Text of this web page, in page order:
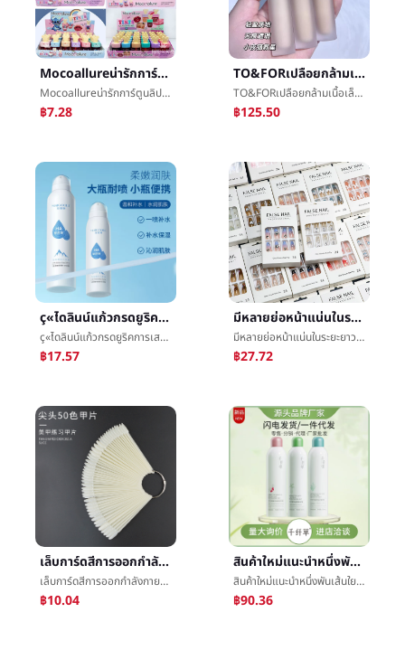
Mocoallureน่ารักการ์ตูนลิปสติกน้ำไอศครีมไม่เจมส์ถ้วยจางหายย้อมฝีปากของเหลวน้ำåกระจกเสียงดังตุ๊ดฝีปาก
Mocoallureน่ารักการ์ตูนลิปสติกน้ำไอศครีมไม่เจมส์ถ้วยจางหายย้อมฝีปากของเหลวน้ำåกระจกเสียงดังตุ๊ดฝีปาก
฿7.28
TO&FORเปลือยกล้ามเนื้อเล็กคืนแมวไม่ทำเครื่องหมายปกข้อบกพร่องน้ำผึ้งปกใบหน้าดาษพิมพ์ความหมองคล้ำปกข้อบกพร่องติดปากการากฐานจุดต่ำสุดครีม
TO&FORเปลือยกล้ามเนื้อเล็กคืนแมวไม่ทำเครื่องหมายปกข้อบกพร่องน้ำผึ้งปกใบหน้าดาษพิมพ์ความหมองคล้ำปกข้อบกพร่องติดปากการากฐานจุดต่ำสุดครีม
฿125.50
ç«ไดลินน์แก้วกรดยูริคการเสริมกำลังสเปรย์ชั้นลึกทนความชื้นให้ความชุ่มชื้นดวงอาทิตย์หลังจากที่ซ่อมแซมชดช้อยสเปรย์
ç«ไดลินน์แก้วกรดยูริคการเสริมกำลังสเปรย์ชั้นลึกทนความชื้นให้ความชุ่มชื้นดวงอาทิตย์หลังจากที่ซ่อมแซมชดช้อยสเปรย์
฿17.57
มีหลายย่อหน้าแน่นในระยะยาวย่อหน้าแต่งตัวเกราะคันธนูเกราะçโลหะผสมจุดเพชรฝรั่งเศสเท็จæเกราะความรักè´
มีหลายย่อหน้าแน่นในระยะยาวย่อหน้าแต่งตัวเกราะคันธนูเกราะçโลหะผสมจุดเพชรฝรั่งเศสเท็จæเกราะความรักè´
฿27.72
เล็บการ์ดสีการออกกำลังกายชิ้น50สีภาคยาทาเล็บการ์ดสีเล็บการ์ดสีจอแสดงผลเล็บผู้ฝึกงานทุ่มเท
เล็บการ์ดสีการออกกำลังกายชิ้น50สีภาคยาทาเล็บการ์ดสีเล็บการ์ดสีจอแสดงผลเล็บผู้ฝึกงานทุ่มเท
฿10.04
สินค้าใหม่แนะนำหนึ่งพันเส้นใยหญ้ารังบวบให้ความชุ่มชื้นสเปรย์300mlหมึกพิมพ์ขายส่ง
สินค้าใหม่แนะนำหนึ่งพันเส้นใยหญ้ารังบวบให้ความชุ่มชื้นสเปรย์300mlหมึกพิมพ์ขายส่ง
฿90.36